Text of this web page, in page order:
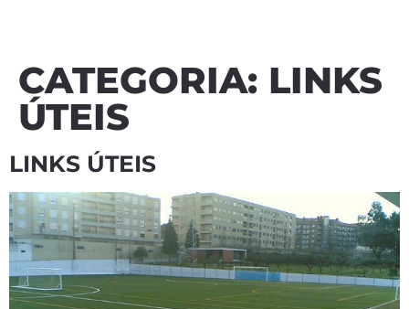
CATEGORIA: LINKS
ÚTEIS
LINKS ÚTEIS